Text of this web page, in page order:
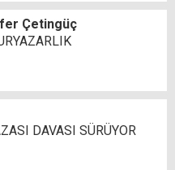
Çetingüç
DAVASI SÜRÜYOR